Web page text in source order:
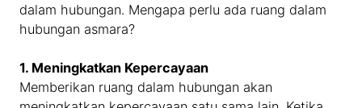
dalam hubungan. Mengapa perlu ada ruang dalam
hubungan asmara?
1. Meningkatkan Kepercayaan
Memberikan ruang dalam hubungan akan